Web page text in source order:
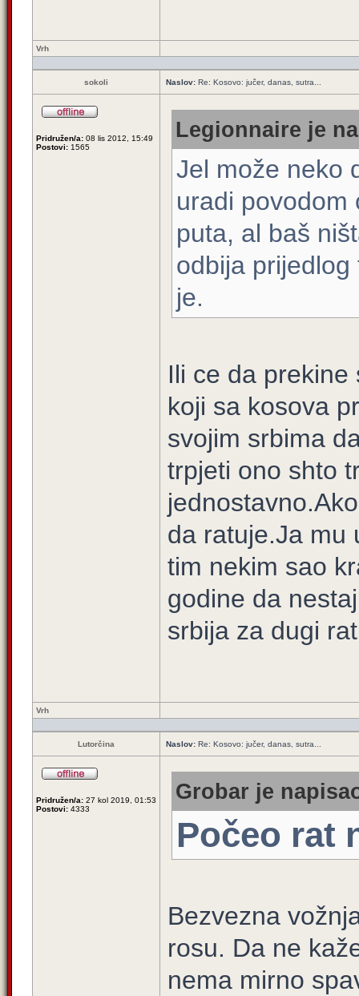
Vrh
sokoli Naslov: Re: Kosovo: jučer, danas, sutra...
Pridružen/a: 08 lis 2012, 15:49
Postovi: 1565
Legionnaire je
Jel može neko
uradi povodom
puta, al baš
odbija
je.
Ili ce da
koji sa kosova
svojim srbima
trpjeti ono shto
da ratuje.Ja mu
tim nekim sao
godine da
srbija za dugi
Vrh
Lutorčina Naslov: Re: Kosovo: jučer, danas, sutra...
Pridružen/a: 27 kol 2019, 01:53
Postovi: 4333
Grobar je
Počeo rat
Bezvezna
rosu. Da ne
nema mirno